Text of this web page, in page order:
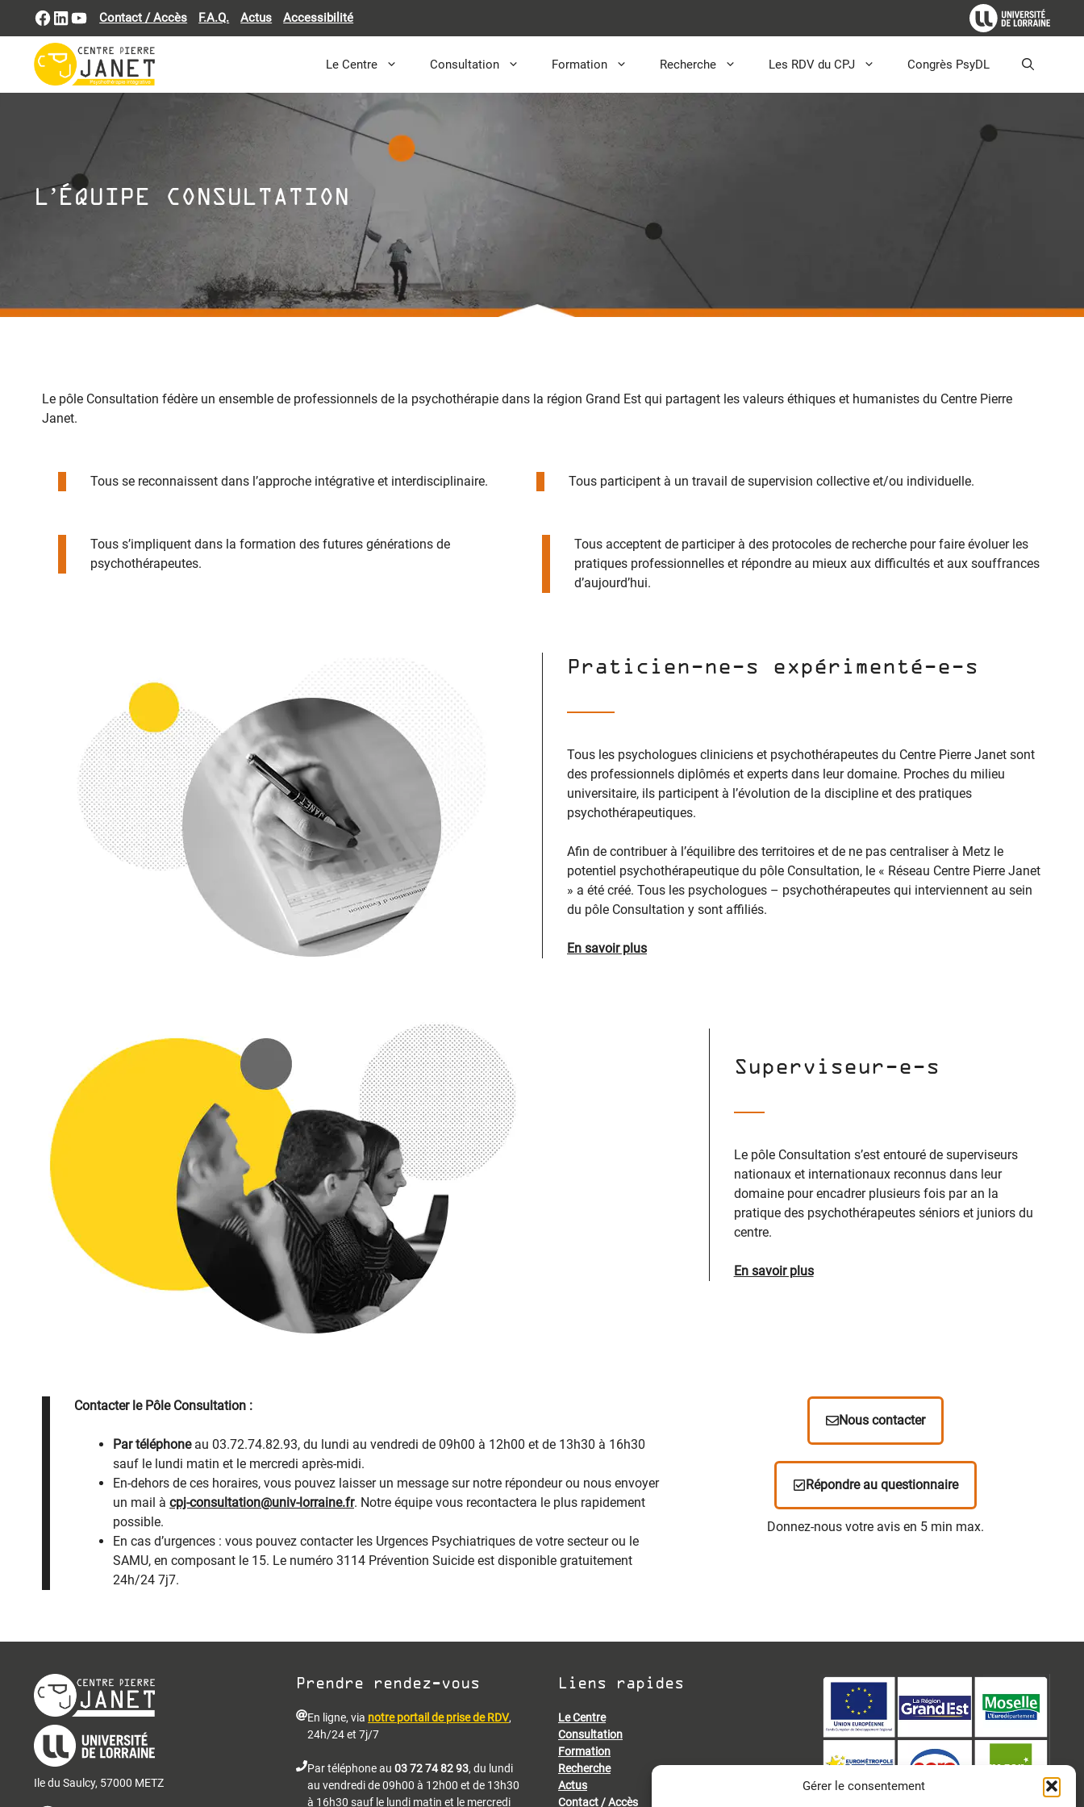
Gérer le consentement
contenu
Facebook
LinkedIn
YouTubeContact / Accès F.A.Q. Actus Accessibilité
Le Centre Consultation Formation Recherche Les RDV du CPJ Congrès PsyDL
L’ÉQUIPE CONSULTATION
Le pôle Consultation fédère un ensemble de professionnels de la psychothérapie dans la région Grand Est qui partagent les valeurs éthiques et humanistes du Centre Pierre
Janet.
Tous se reconnaissent dans l’approche intégrative et interdisciplinaire. Tous participent à un travail de supervision collective et/ou individuelle.
Tous s’impliquent dans la formation des futures générations de
psychothérapeutes.
Tous acceptent de participer à des protocoles de recherche pour faire évoluer les
pratiques professionnelles et répondre au mieux aux difficultés et aux souffrances
d’aujourd’hui.
Praticien-ne-s expérimenté-e-s
Tous les psychologues cliniciens et psychothérapeutes du Centre Pierre Janet sont
des professionnels diplômés et experts dans leur domaine. Proches du milieu
universitaire, ils participent à l’évolution de la discipline et des pratiques
psychothérapeutiques.
Afin de contribuer à l’équilibre des territoires et de ne pas centraliser à Metz le
potentiel psychothérapeutique du pôle Consultation, le « Réseau Centre Pierre Janet
» a été créé. Tous les psychologues – psychothérapeutes qui interviennent au sein
du pôle Consultation y sont affiliés.
En savoir plus
Superviseur-e-s
Le pôle Consultation s’est entouré de superviseurs
nationaux et internationaux reconnus dans leur
domaine pour encadrer plusieurs fois par an la
pratique des psychothérapeutes séniors et juniors du
centre.
En savoir plus
Contacter le Pôle Consultation :
Par téléphoneau 03.72.74.82.93, du lundi au vendredi de 09h00 à 12h00 et de 13h30 à 16h30
sauf le lundi matin et le mercredi après-midi.
En-dehors de ces horaires, vous pouvez laisser un message sur notre répondeur ou nous envoyer
un mail à cpj-consultation@univ-lorraine.fr. Notre équipe vous recontactera le plus rapidement
possible.
En cas d’urgences : vous pouvez contacter les Urgences Psychiatriques de votre secteur ou le
SAMU, en composant le 15. Le numéro 3114 Prévention Suicide est disponible gratuitement
24h/24 7j7.
Nous contacter
Répondre au questionnaire
Donnez-nous votre avis en 5 min max.
Ile du Saulcy, 57000 METZ
Prendre rendez-vous
En ligne, via notre portail de prise de RDV,
24h/24 et 7j/7
Par téléphone au 03 72 74 82 93, du lundi
au vendredi de 09h00 à 12h00 et de 13h30
à 16h30 sauf le lundi matin et le mercredi
Liens rapides
Le Centre
Consultation
Formation
Recherche
Actus
Contact / Accès